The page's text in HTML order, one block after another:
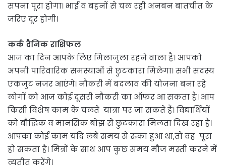
सपना पूरा होगा। भाई व बहनों से चल रही अनबन बातचीत के
जरिए दूर होगी।
कर्क दैनिक राशिफल
आज का दिन आपके लिए मिलाजुला रहने वाला है। आपको
अपनी पारिवारिक समस्याओं से छुटकारा मिलेगा। सभी सदस्य
एकजुट नजर आएंगे। नौकरी में बदलाव की योजना बना रहे
लोगों को आज कोई दूसरी नौकरी का ऑफर आ सकता है। आप
किसी विशेष काम के चलते यात्रा पर जा सकते हैं। विद्यार्थियों
को बौद्धिक व मानसिक बोझ से छुटकारा मिलता दिख रहा है।
आपका कोई काम यदि लंबे समय से रुका हुआ था,तो वह पूरा
हो सकता है। मित्रों के साथ आप कुछ समय मौज मस्ती करने में
व्यतीत करेंगे।